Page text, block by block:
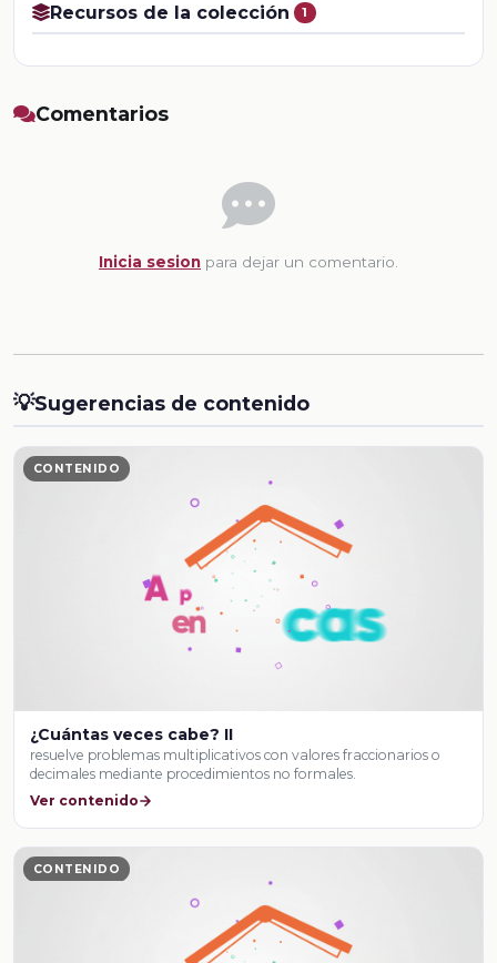
Recursos de la colección 1
Comentarios
Inicia sesion para dejar un comentario.
💡Sugerencias de contenido
CONTENIDO
¿Cuántas veces cabe? II
resuelve problemas multiplicativos con valores fraccionarios o
decimales mediante procedimientos no formales.
Ver contenido
CONTENIDO